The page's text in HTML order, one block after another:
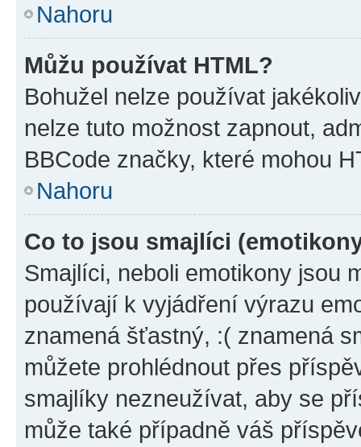
Nahoru
Můžu používat HTML?
Bohužel nelze používat
nelze tuto možnost zapnout,
BBCode značky, které mohou
Nahoru
Co to jsou smajlíci
Smajlíci, neboli emotikony jsou
používají k vyjádření výrazu
znamená šťastný, :( znamená
můžete prohlédnout přes
smajlíky nezneužívat, aby se
může také případně váš